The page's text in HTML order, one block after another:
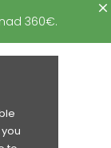
360€.